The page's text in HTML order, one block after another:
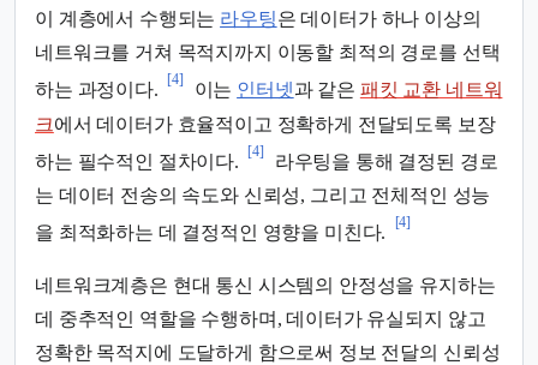
이 계층에서 수행되는 라우팅은 데이터가 하나 이상의
네트워크를 거쳐 목적지까지 이동할 최적의 경로를 선택
하는 과정이다.
[4]
이는 인터넷과 같은 패킷 교환 네트워
크에서 데이터가 효율적이고 정확하게 전달되도록 보장
하는 필수적인 절차이다.
[4]
라우팅을 통해 결정된 경로
는 데이터 전송의 속도와 신뢰성, 그리고 전체적인 성능
을 최적화하는 데 결정적인 영향을 미친다.
[4]
네트워크계층은 현대 통신 시스템의 안정성을 유지하는
데 중추적인 역할을 수행하며, 데이터가 유실되지 않고
정확한 목적지에 도달하게 함으로써 정보 전달의 신뢰성